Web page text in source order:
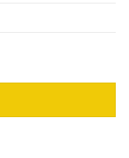
Túi/Thùng) số lượng